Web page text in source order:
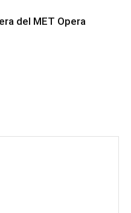
del MET Opera